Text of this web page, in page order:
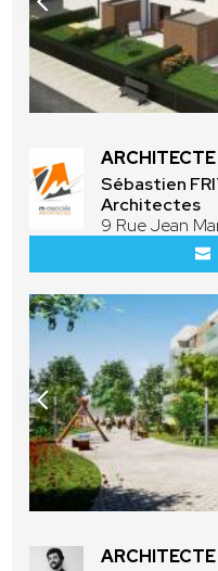
Sébastien
Architectes
9 Rue Jean